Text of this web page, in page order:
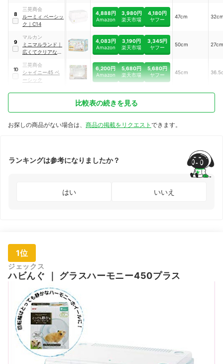
8
三晃商会
ルーミィ ベーシッ
ク ｜ C14
4,888円
Amazon
3,980円
楽天市場
4,180円
ヤフー
47cm
9
マルカン
ミニマルランド ｜
広くてクリアなハ
4,083円
Amazon
3,190円
楽天市場
3,345円
ヤフー
50cm 27cm
10
三晃商会
シャイニー45 ベ
ーシック
6,200円
Amazon
5,680円
楽天市場
5,680円
ヤフー
45cm
比較表の続きを見る
お探しの商品がない場合は、 商品の掲載をリクエスト できます。
ランキングは参考になりましたか？
はい いいえ
1位
ジェックス
ハビんぐ グラスハーモニー450プラス